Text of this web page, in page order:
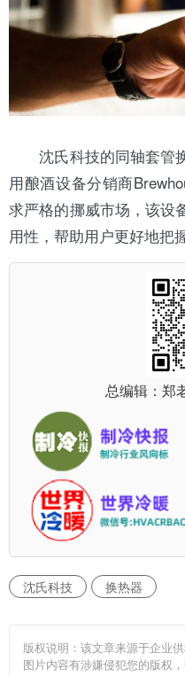
沈氏科技的同轴套管
用酿酒设备分销商
求严格的挪威市场，该设
用性，帮助用户更好地把
总编辑：郑
沈氏科技 换热器
版权说明：该文章来源于企业
图片内容有涉嫌侵犯您的版权